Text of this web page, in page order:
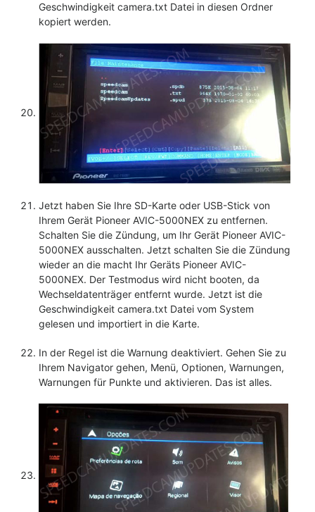
Geschwindigkeit camera.txt Datei in diesen Ordner
kopiert werden.
Jetzt haben Sie Ihre SD-Karte oder USB-Stick von
Ihrem Gerät Pioneer AVIC-5000NEX zu entfernen.
Schalten Sie die Zündung, um Ihr Gerät Pioneer AVIC-
5000NEX ausschalten. Jetzt schalten Sie die Zündung
wieder an die macht Ihr Geräts Pioneer AVIC-
5000NEX. Der Testmodus wird nicht booten, da
Wechseldatenträger entfernt wurde. Jetzt ist die
Geschwindigkeit camera.txt Datei vom System
gelesen und importiert in die Karte.
In der Regel ist die Warnung deaktiviert. Gehen Sie zu
Ihrem Navigator gehen, Menü, Optionen, Warnungen,
Warnungen für Punkte und aktivieren. Das ist alles.